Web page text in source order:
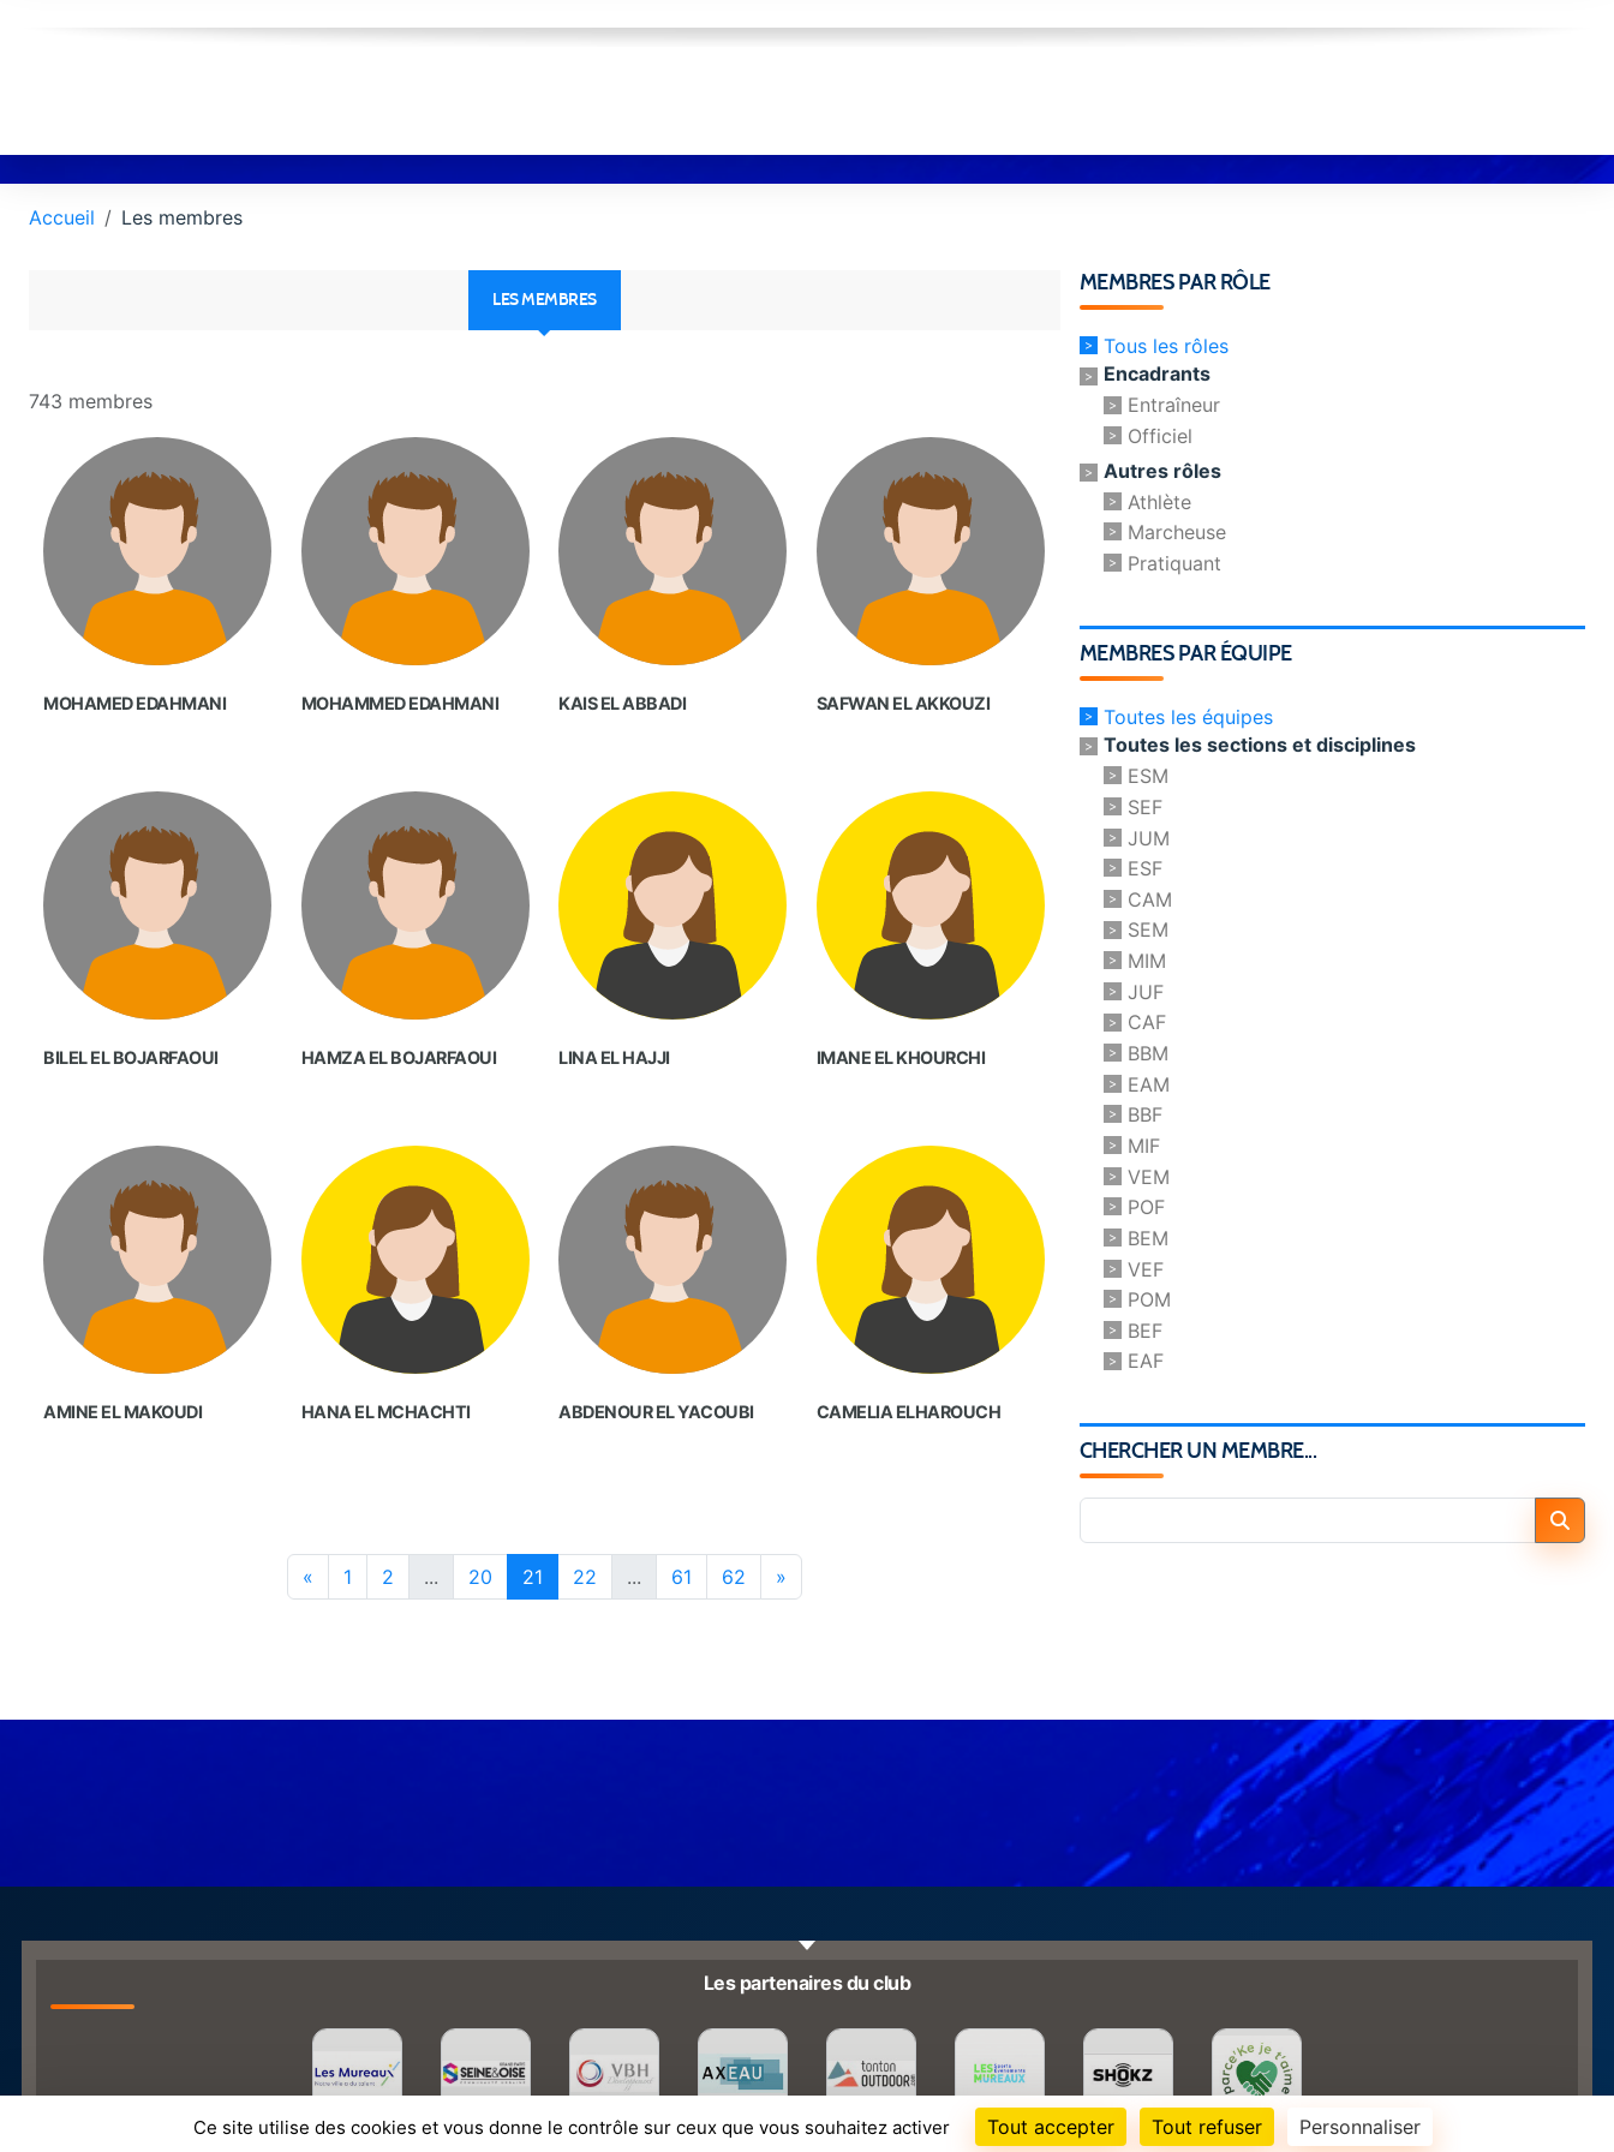
Accueil Les membres
LES MEMBRES
743 membres
MOHAMED EDAHMANI MOHAMMED EDAHMANI KAIS EL ABBADI SAFWAN EL AKKOUZI
BILEL EL BOJARFAOUI HAMZA EL BOJARFAOUI LINA EL HAJJI IMANE EL KHOURCHI
AMINE EL MAKOUDI HANA EL MCHACHTI ABDENOUR EL YACOUBI CAMELIA ELHAROUCH
« 1 2 ... 20 21 22 ... 61 62 »
MEMBRES PAR RÔLE
Tous les rôles
Encadrants
Entraîneur
Officiel
Autres rôles
Athlète
Marcheuse
Pratiquant
MEMBRES PAR ÉQUIPE
Toutes les équipes
Toutes les sections et disciplines
ESM
SEF
JUM
ESF
CAM
SEM
MIM
JUF
CAF
BBM
EAM
BBF
MIF
VEM
POF
BEM
VEF
POM
BEF
EAF
CHERCHER UN MEMBRE...
Les partenaires du club
Ce site utilise des cookies et vous donne le contrôle sur ceux que vous souhaitez activer Tout accepter Tout refuser Personnaliser